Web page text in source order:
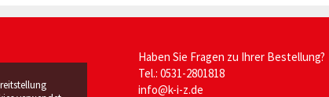
Haben Sie Fragen zu Ihrer Bestellung?
Tel.: 0531-2801818
info@k-i-z.de